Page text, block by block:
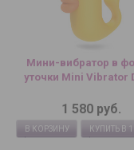
Мини-вибратор в
уточки Mini Vibrator
1 580 руб.
В КОРЗИНУ КУПИТЬ В